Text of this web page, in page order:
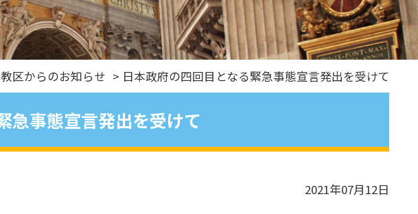
区からのお知らせ > 日本政府の四回目となる緊急事態宣言発出を受けて
急事態宣言発出を受けて
2021年07月12日